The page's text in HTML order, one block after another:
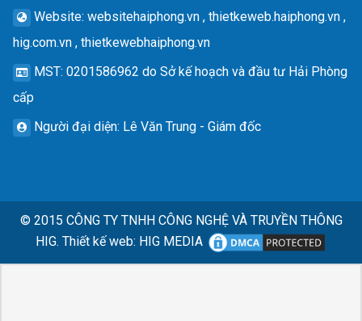
Website: websitehaiphong.vn , thietkeweb.haiphong.vn ,
hig.com.vn , thietkewebhaiphong.vn
MST: 0201586962 do Sở kế hoạch và đầu tư Hải Phòng
cấp
Người đại diện: Lê Văn Trung - Giám đốc
© 2015 CÔNG TY TNHH CÔNG NGHỆ VÀ TRUYỀN THÔNG
HIG. Thiết kế web: HIG MEDIA